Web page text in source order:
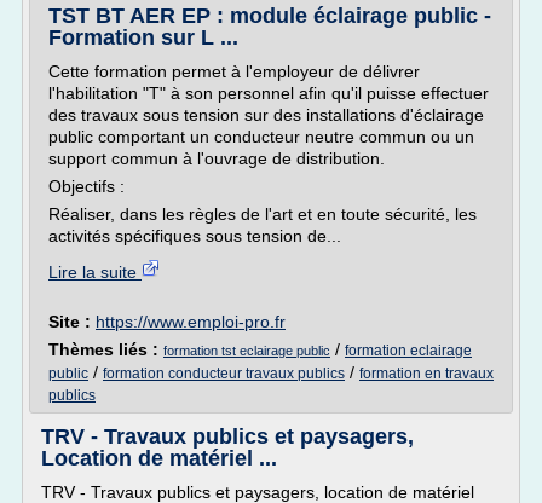
TST BT AER EP : module éclairage public -
Formation sur L ...
Cette formation permet à l'employeur de délivrer
l'habilitation "T" à son personnel afin qu'il puisse effectuer
des travaux sous tension sur des installations d'éclairage
public comportant un conducteur neutre commun ou un
support commun à l'ouvrage de distribution.
Objectifs :
Réaliser, dans les règles de l'art et en toute sécurité, les
activités spécifiques sous tension de...
Lire la suite
Site : https://www.emploi-pro.fr
Thèmes liés : formation tst eclairage public / formation eclairage
public / formation conducteur travaux publics / formation en travaux
publics
TRV - Travaux publics et paysagers,
Location de matériel ...
TRV - Travaux publics et paysagers, location de matériel